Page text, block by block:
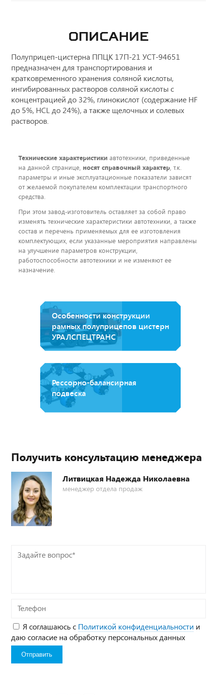
ОПИСАНИЕ
Полуприцеп-цистерна ППЦК 17П-21 УСТ-94651
предназначен для транспортирования и
кратковременного хранения соляной кислоты,
ингибированных растворов соляной кислоты с
концентрацией до 32%, глинокислот (содержание НF
до 5%, HCL до 24%), а также щелочных и солевых
растворов.
Технические характеристики автотехники, приведенные
на данной странице, носят справочный характер, т.к.
параметры и иные эксплуатационные показатели зависят
от желаемой покупателем комплектации транспортного
средства.
При этом завод-изготовитель оставляет за собой право
изменять технические характеристики автотехники, а также
состав и перечень применяемых для ее изготовления
комплектующих, если указанные мероприятия направлены
на улучшение параметров конструкции,
работоспособности автотехники и не изменяют ее
назначение.
Особенности конструкции
рамных полуприцепов цистерн
УРАЛСПЕЦТРАНС
Рессорно-балансирная
подвеска
Получить консультацию менеджера
Литвицкая Надежда Николаевна
менеджер отдела продаж
Задайте
вопрос*
Телефон
Я соглашаюсь с Политикой конфиденциальности и
даю согласие на обработку персональных данных